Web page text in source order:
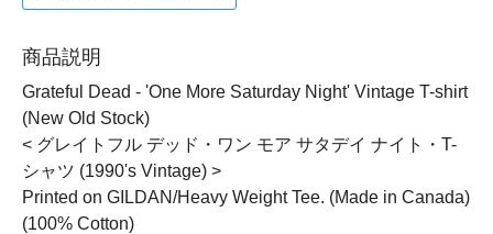
商品説明
Grateful Dead - 'One More Saturday Night' Vintage T-shirt
(New Old Stock)
< グレイトフル デッド・ワン モア サタデイ ナイト・T-
シャツ (1990's Vintage) >
Printed on GILDAN/Heavy Weight Tee. (Made in Canada)
(100% Cotton)